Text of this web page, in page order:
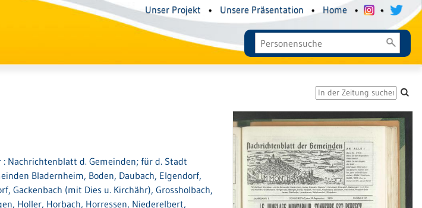
Unser Projekt • Unsere Präsentation • Home • •
Nachrichtenblatt d. Gemeinden; für d. Stadt
Bladernheim, Boden, Daubach, Elgendorf,
Gackenbach (mit Dies u. Kirchähr), Grossholbach,
Holler, Horbach, Horressen, Niederelbert,